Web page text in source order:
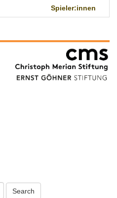
Spieler:innen